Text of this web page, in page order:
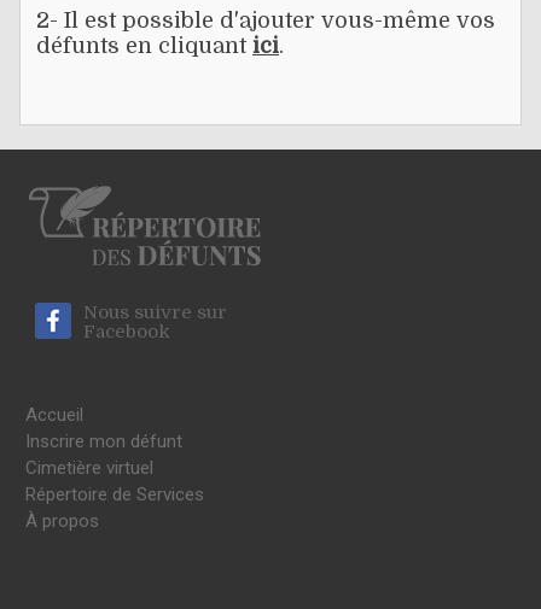
2- Il est possible d'ajouter vous-même vos
défunts en cliquant ici.
Nous suivre sur
Facebook
Accueil
Inscrire mon défunt
Cimetière virtuel
Répertoire de Services
À propos